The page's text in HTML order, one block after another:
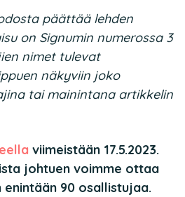
päättää lehden
on Signumin numerossa 3
nimet tulevat
näkyviin joko
tai mainintana artikkelin
viimeistään 17.5.2023.
johtuen voimme ottaa
enintään 90 osallistujaa.